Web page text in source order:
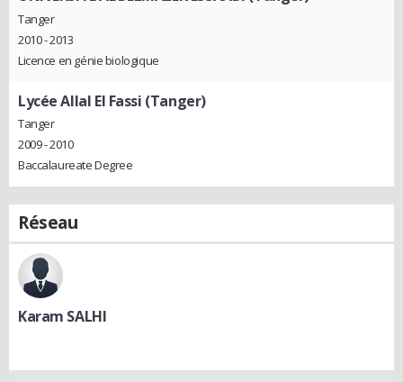
Tanger
2010 - 2013
Licence en génie biologique
Lycée Allal El Fassi (Tanger)
Tanger
2009 - 2010
Baccalaureate Degree
Réseau
Karam SALHI